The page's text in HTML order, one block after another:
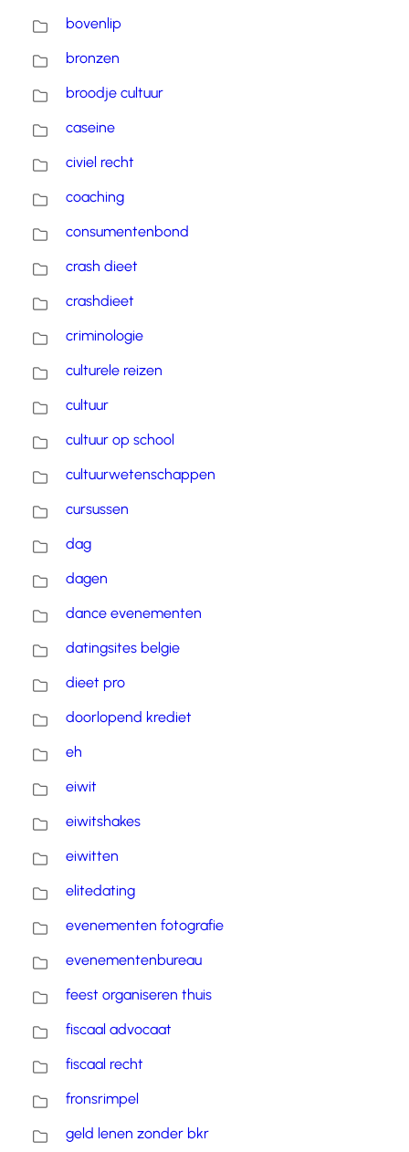
bovenlip
bronzen
broodje cultuur
caseine
civiel recht
coaching
consumentenbond
crash dieet
crashdieet
criminologie
culturele reizen
cultuur
cultuur op school
cultuurwetenschappen
cursussen
dag
dagen
dance evenementen
datingsites belgie
dieet pro
doorlopend krediet
eh
eiwit
eiwitshakes
eiwitten
elitedating
evenementen fotografie
evenementenbureau
feest organiseren thuis
fiscaal advocaat
fiscaal recht
fronsrimpel
geld lenen zonder bkr